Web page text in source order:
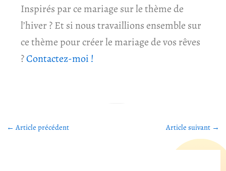
Inspirés par ce mariage sur le thème de
l’hiver ? Et si nous travaillions ensemble sur
ce thème pour créer le mariage de vos rêves
?Contactez-moi !
← Article précédent Article suivant →